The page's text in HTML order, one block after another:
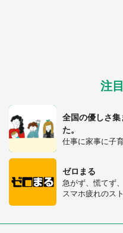
注
全国の優しさ
た。
仕事に家事に子
ゼロまる
急がず、慌てず
スマホ疲れのス